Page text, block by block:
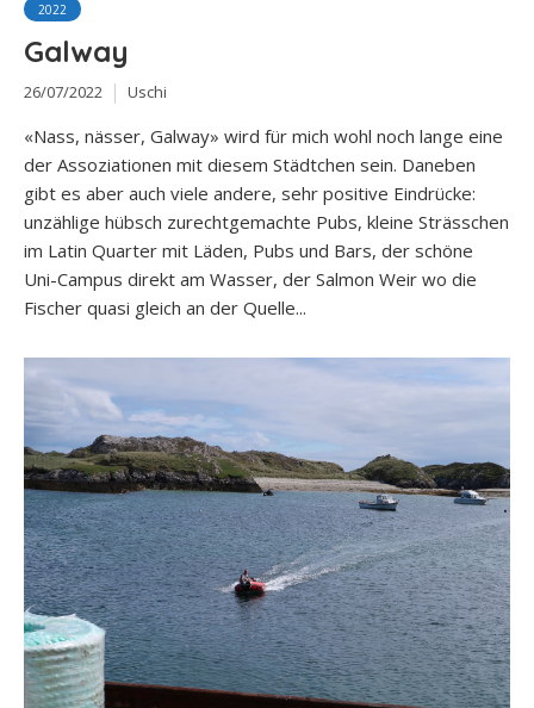
2022
Galway
26/07/2022 Uschi
«Nass, nässer, Galway» wird für mich wohl noch lange eine
der Assoziationen mit diesem Städtchen sein. Daneben
gibt es aber auch viele andere, sehr positive Eindrücke:
unzählige hübsch zurechtgemachte Pubs, kleine Strässchen
im Latin Quarter mit Läden, Pubs und Bars, der schöne
Uni-Campus direkt am Wasser, der Salmon Weir wo die
Fischer quasi gleich an der Quelle...